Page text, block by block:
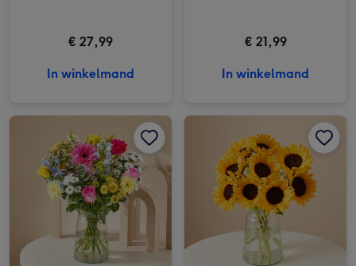
€ 27,99
In winkelmand
€ 21,99
In winkelmand
Boeket Bloesempracht | M/L afbeelding 2